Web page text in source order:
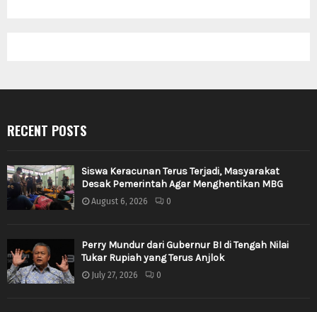
RECENT POSTS
Siswa Keracunan Terus Terjadi, Masyarakat
Desak Pemerintah Agar Menghentikan MBG
August 6, 2026 0
Perry Mundur dari Gubernur BI di Tengah Nilai
Tukar Rupiah yang Terus Anjlok
July 27, 2026 0